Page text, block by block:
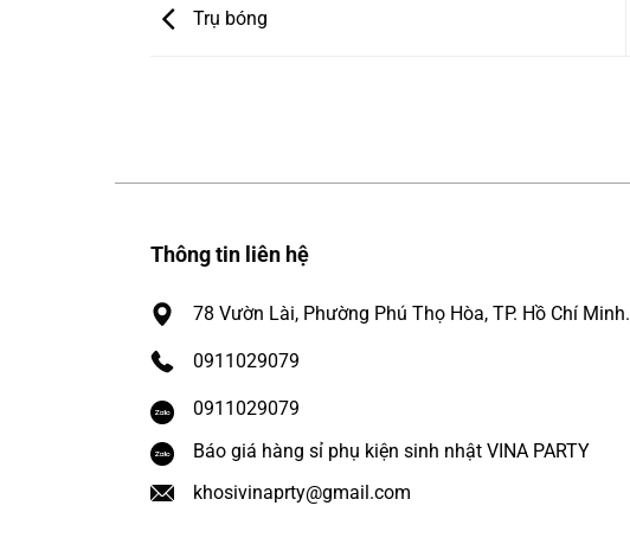
Trụ bóng
Thông tin liên hệ
78 Vườn Lài, Phường Phú Thọ Hòa, TP. Hồ Chí Minh.
0911029079
0911029079
Báo giá hàng sỉ phụ kiện sinh nhật VINA PARTY
khosivinaprty@gmail.com